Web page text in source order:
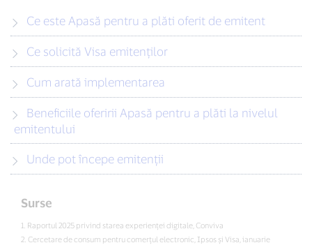
Ce este Apasă pentru a plăti oferit de emitent
Ce solicită Visa emitenților
Cum arată implementarea
emitentului
Unde pot începe emitenții
Surse
1. Raportul 2025 privind starea experienței digitale, Conviva
2. Cercetare de consum pentru comerțul electronic, Ipsos și Visa, ianuarie